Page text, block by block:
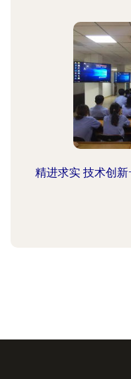
精进求实 技术创